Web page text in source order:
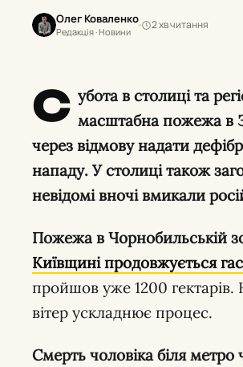
Олег Коваленко
Редакція · Новини
2 хв читання
С убота в столиці та
масштабна пожежа в
через відмову надати
нападу. У столиці також
невідомі вночі вмикали
Пожежа в Чорнобильській
Київщині продовжується
пройшов уже 1200 гектарів.
вітер ускладнює процес.
Смерть чоловіка біля